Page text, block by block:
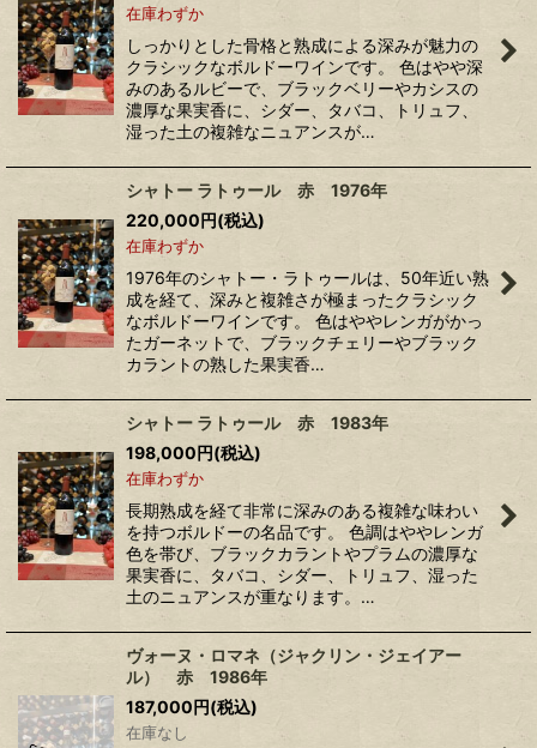
在庫わずか
しっかりとした骨格と熟成による深みが魅力の
クラシックなボルドーワインです。 色はやや深
みのあるルビーで、ブラックベリーやカシスの
濃厚な果実香に、シダー、タバコ、トリュフ、
湿った土の複雑なニュアンスが…
シャトー ラトゥール 赤 1976年
220,000円(税込)
在庫わずか
1976年のシャトー・ラトゥールは、50年近い熟
成を経て、深みと複雑さが極まったクラシック
なボルドーワインです。 色はややレンガがかっ
たガーネットで、ブラックチェリーやブラック
カラントの熟した果実香…
シャトー ラトゥール 赤 1983年
198,000円(税込)
在庫わずか
長期熟成を経て非常に深みのある複雑な味わい
を持つボルドーの名品です。 色調はややレンガ
色を帯び、ブラックカラントやプラムの濃厚な
果実香に、タバコ、シダー、トリュフ、湿った
土のニュアンスが重なります。…
ヴォーヌ・ロマネ（ジャクリン・ジェイアー
ル） 赤 1986年
187,000円(税込)
在庫なし